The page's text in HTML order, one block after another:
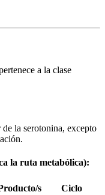
a la clase
la serotonina, excepto
la ruta metabólica):
s Ciclo